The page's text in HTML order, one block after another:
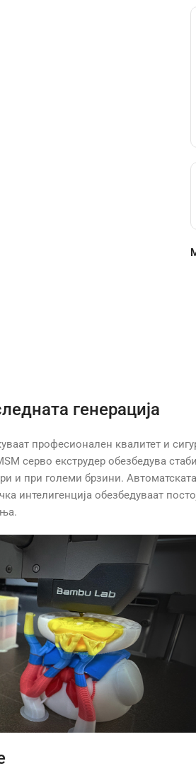
генерација
професионален квалитет и
серво екструдер обезбедува
и при големи брзини. Автоматската
интелигенција обезбедуваат